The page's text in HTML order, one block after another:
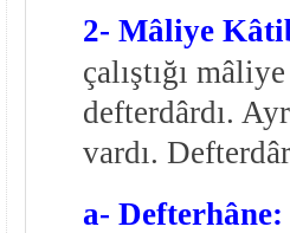
2- Mâliye
çalıştığı
defterdârdı.
vardı.
a- Defterhâne: